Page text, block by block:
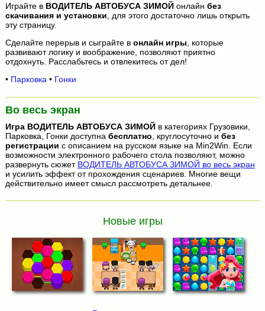
Играйте в ВОДИТЕЛЬ АВТОБУСА ЗИМОЙонлайн без
скачивания и установки , для этого достаточно лишь открыть
эту страницу.
Сделайте перерыв и сыграйте в онлайн игры , которые
развивают логику и воображение, позволяют приятно
отдохнуть. Расслабьтесь и отвлекитесь от дел!
• Парковка• Гонки
Во весь экран
Игра ВОДИТЕЛЬ АВТОБУСА ЗИМОЙв категориях Грузовики,
Парковка, Гонки доступна бесплатно , круглосуточно и без
регистрации с описанием на русском языке на Min2Win. Если
возможности электронного рабочего стола позволяют, можно
развернуть сюжет ВОДИТЕЛЬ АВТОБУСА ЗИМОЙ во весь экран
и усилить эффект от прохождения сценариев. Многие вещи
действительно имеет смысл рассмотреть детальнее.
Новые игры